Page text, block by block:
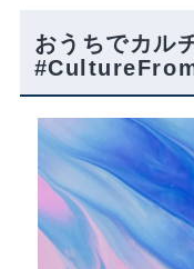
おうちでカル